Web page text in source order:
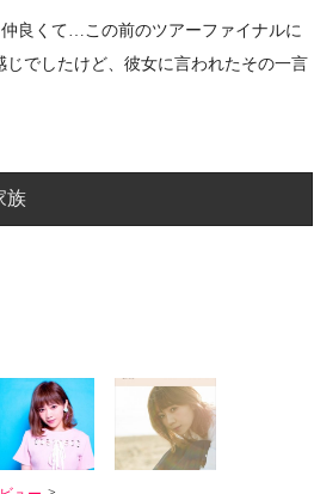
良くて…この前のツアーファイナルに
でしたけど、彼女に言われたその一言
族